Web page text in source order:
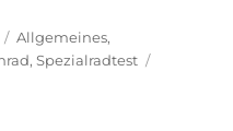
Kategorien
Allgemeines,
,Spezialradtest